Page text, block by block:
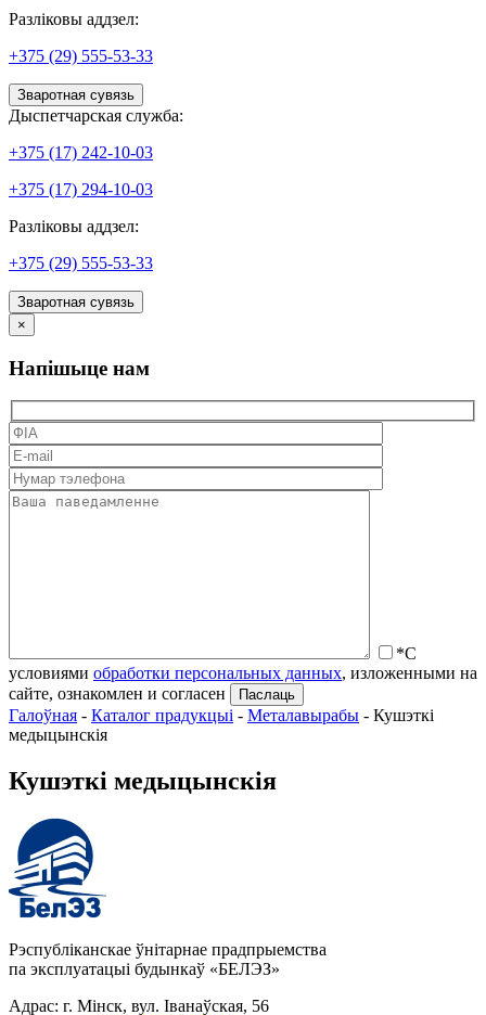
Разліковы аддзел:
+375 (29) 555-53-33
Зваротная сувязь
Дыспетчарская служба:
+375 (17) 242-10-03
+375 (17) 294-10-03
Разліковы аддзел:
+375 (29) 555-53-33
Зваротная сувязь
×
Напішыце нам
*С
условиями обработки персональных данных, изложенными на
сайте, ознакомлен и согласен
Галоўная - Каталог прадукцыі - Металавырабы - Кушэткі
медыцынскія
Кушэткі медыцынскія
Рэспубліканскае ўнітарнае прадпрыемства
па эксплуатацыі будынкаў «БЕЛЭЗ»
Адрас: г. Мінск, вул. Іванаўская, 56